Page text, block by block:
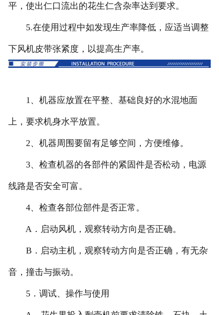
平，使出仁口流出的花生仁含杂率达到要求。
5.在使用过程中如发现生产率降低，应适当调整
下风机皮带张紧度，以提高生产率。
1、机器应放置在平整、基础良好的水混地面
上，要求机身水平放置。
2、机器周围要留有足够空间，方便维修。
3、检查机器的各部件的紧固件是否松动，电源
线路是否安全可富。
4、检查各部位部件是否正常。
A．启动风机，观察转动方向是否正确。
B．启动主机，观察转动方向是否正确，有无杂
音，撞击与振动。
5．调试、操作与使用